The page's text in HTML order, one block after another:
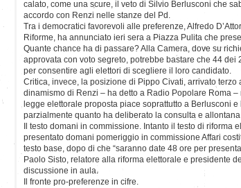
calato, come una scure, il veto di Silvio Berlusconi che
accordo con Renzi nelle stanze del Pd.
Tra i democratici favorevoli alle preferenze, Alfredo
Riforme, ha annunciato ieri sera a Piazza Pulita che
Quante chance ha di passare? Alla Camera, dove su
approvata con voto segreto, potrebbe bastare che 44
per consentire agli elettori di scegliere il loro candidato.
Critica, invece, la posizione di Pippo Civati, arrivato terzo
dinamismo di Renzi – ha detto a Radio Popolare Roma
legge elettorale proposta piace soprattutto a Berlusconi
parzialmente quanto ha deliberato la consulta e
Il testo domani in commissione. Intanto il testo di riforma
presentato domani pomeriggio in commissione Affari
testo base, dopo di che “saranno date 48 ore per
Paolo Sisto, relatore alla riforma elettorale e presidente
discussione in aula.
Il fronte pro-preferenze in cifre.